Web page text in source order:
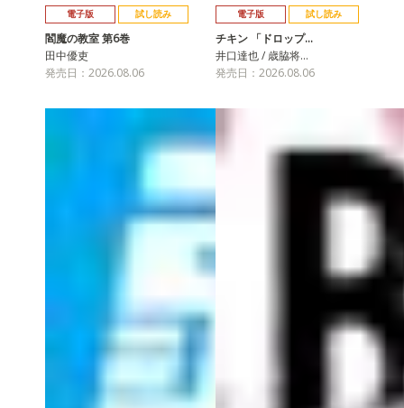
電子版 試し読み
閻魔の教室 第6巻
田中優吏
発売日：2026.08.06
電子版 試し読み
チキン 「ドロップ…
井口達也 / 歳脇将…
発売日：2026.08.06